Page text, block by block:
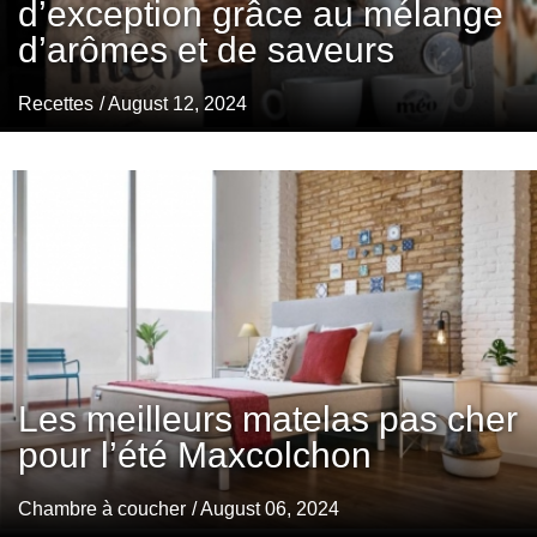
d’exception grâce au mélange
d’arômes et de saveurs
Recettes / August 12, 2024
Les meilleurs matelas pas cher
pour l’été Maxcolchon
Chambre à coucher / August 06, 2024